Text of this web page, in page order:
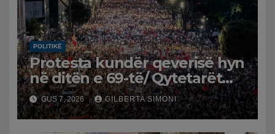
POLITIKË
Protesta kundër qeverisë hyn
në ditën e 69-të/ Qytetarët
kërkojnë dorëheqjen e
panegociueshme të Edi
Ramës
GUS 7, 2026 GILBERTA SIMONI